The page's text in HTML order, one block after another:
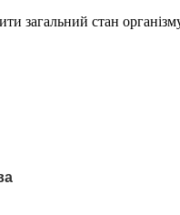
загальний стан